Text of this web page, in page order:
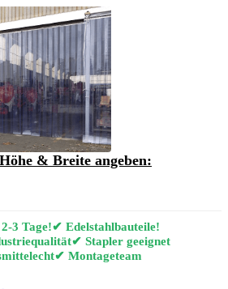
& Breite angeben:
3 Tage!✔ Edelstahlbauteile!
✔ Stapler geeignet
✔ Montageteam